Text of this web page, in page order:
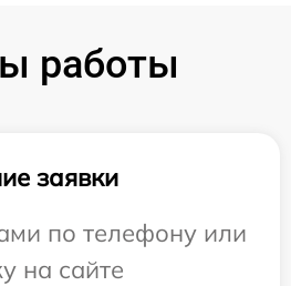
работы
заявки
по телефону или
на сайте